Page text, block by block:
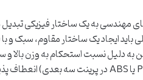
مهندسی به یک ساختار فیزیکی
ایجاد یک ساختار مقاوم، سبک و
به دلیل نسبت استحکام به وزن